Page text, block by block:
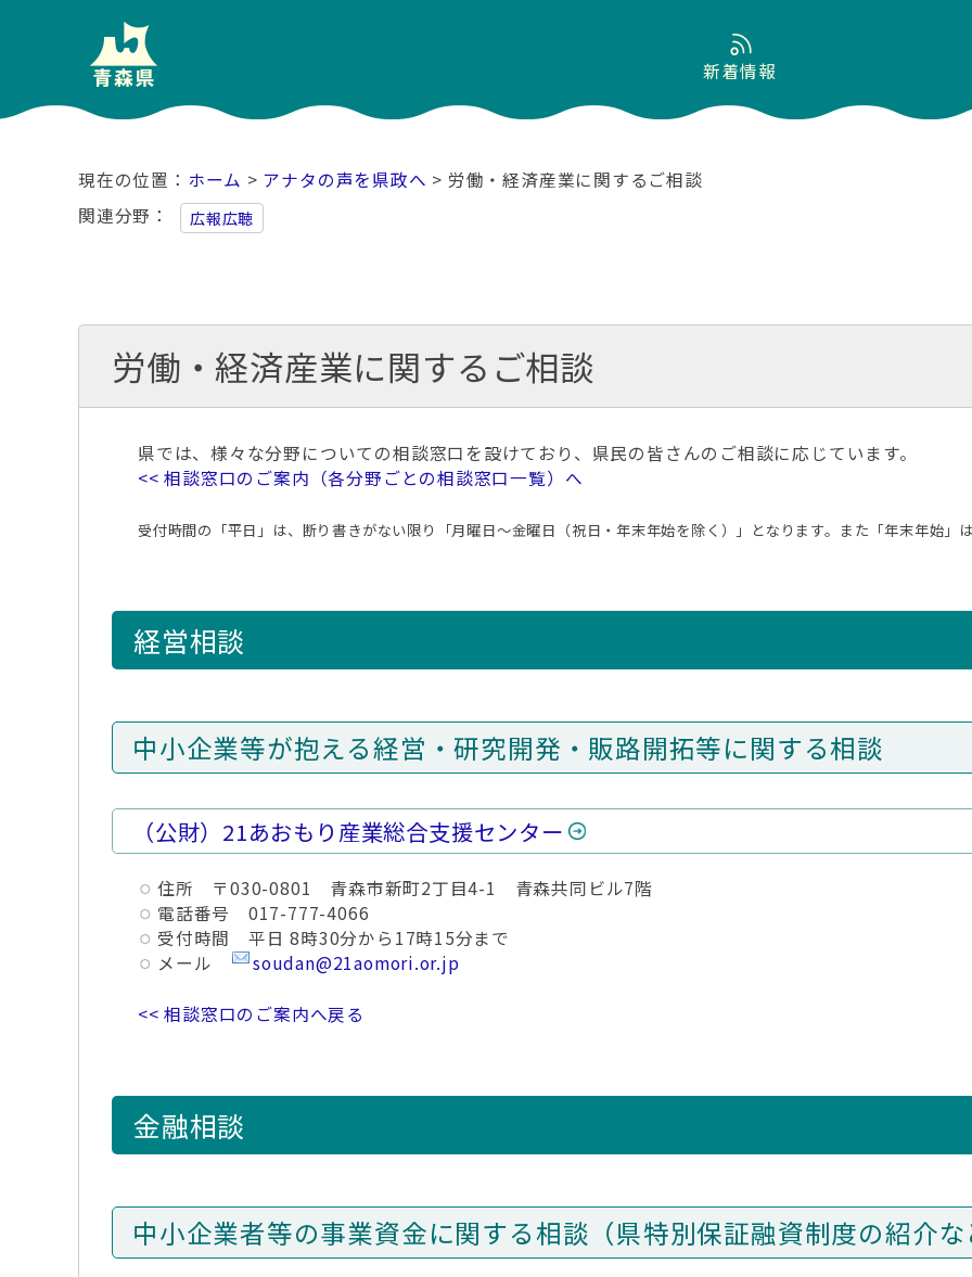
新着情報
ホーム > アナタの声を県政へ > 労働・経済産業に関するご相談
関連分野
広報広聴
労働・経済産業に関するご相談
県では、様々な分野についての相談窓口を設けており、県民の皆さんのご相談に応じています。
<< 相談窓口のご案内（各分野ごとの相談窓口一覧）へ
受付時間の「平日」は、断り書きがない限り「月曜日～金曜日（祝日・年末年始を除く）」となります。また「年末年始」
経営相談
中小企業等が抱える経営・研究開発・販路開拓等に関する相談
（公財）21あおもり産業総合支援センター
住所 〒030-0801 青森市新町2丁目4-1 青森共同ビル7階
電話番号 017-777-4066
受付時間 平日 8時30分から17時15分まで
メール
soudan@21aomori.or.jp
<< 相談窓口のご案内へ戻る
金融相談
中小企業者等の事業資金に関する相談（県特別保証融資制度の紹介